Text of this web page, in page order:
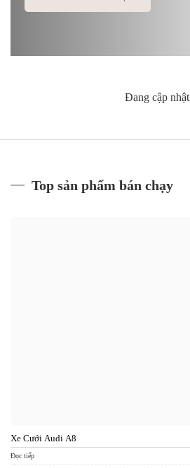
Đang cập nhật
Top sản phẩm bán chạy
Xe Cưới Audi A8
Đọc tiếp